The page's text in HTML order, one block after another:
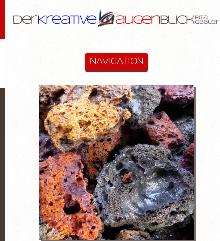
NAVIGATION
STARTSEITE
MALEREI & MEHR
Cactus-Objekte
Lanzarote
Diverse
Hommage an Bloßfeldt
Aktzeichnungen
FOTOGRAFIE